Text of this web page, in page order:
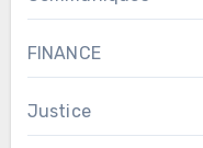
FINANCE
Justice